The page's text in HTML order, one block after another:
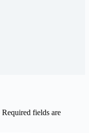
Required fields are